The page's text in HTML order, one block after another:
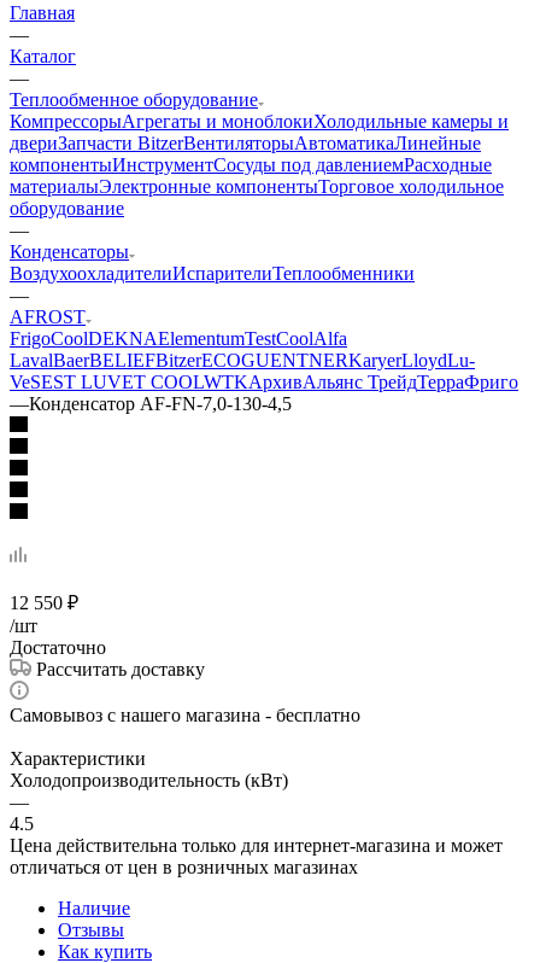
Главная
—
Каталог
—
Теплообменное оборудование
КомпрессорыАгрегаты и моноблокиХолодильные камеры и
двериЗапчасти BitzerВентиляторыАвтоматикаЛинейные
компонентыИнструментСосуды под давлениемРасходные
материалыЭлектронные компонентыТорговое холодильное
оборудование
—
Конденсаторы
ВоздухоохладителиИспарителиТеплообменники
—
AFROST
FrigoCoolDEKNAElementumTestCoolAlfa
LavalBaerBELIEFBitzerECOGUENTNERKaryerLloydLu-
VeSEST LUVET COOLWTKАрхивАльянс ТрейдТерраФриго
—Конденсатор AF-FN-7,0-130-4,5
12 550 ₽
/шт
Достаточно
Рассчитать доставку
Самовывоз с нашего магазина - бесплатно
Характеристики
Холодопроизводительность (кВт)
—
4.5
Цена действительна только для интернет-магазина и может
отличаться от цен в розничных магазинах
Наличие
Отзывы
Как купить